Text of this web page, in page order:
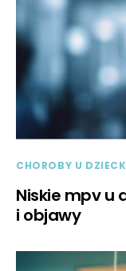
CHOROBY U
Niskie mpv u
i objawy